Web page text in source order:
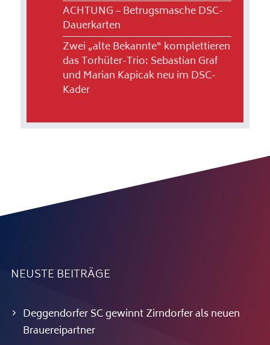
ACHTUNG – Betrugsmasche DSC-
Dauerkarten
Zwei „alte Bekannte“ komplettieren
das Torhüter-Trio: Sebastian Graf
und Marian Kapicak neu im DSC-
Kader
NEUSTE BEITRÄGE
Deggendorfer SC gewinnt Zirndorfer als neuen
Brauereipartner